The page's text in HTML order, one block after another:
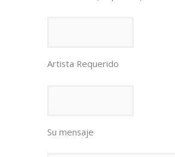
Artista Requerido
Su mensaje